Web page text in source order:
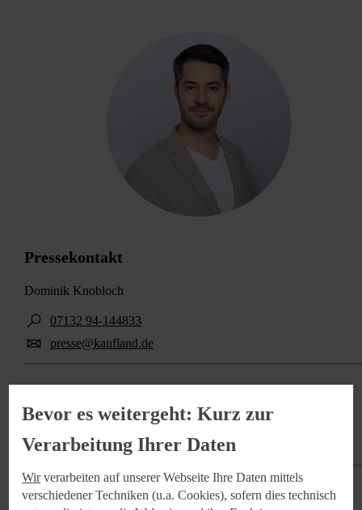
Pressekontakt
Dominik Knobloch
07132 94-144833
presse@kaufland.de
Sortiment
Zum Downloadbereich
Bevor es weitergeht: Kurz zur
Verarbeitung Ihrer Daten
Wirverarbeiten auf unserer Webseite Ihre Daten mittels
verschiedener Techniken (u.a. Cookies), sofern dies technisch